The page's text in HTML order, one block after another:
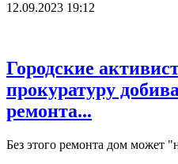
12.09.2023 19:12
Городские
прокуратуру
ремонта...
Без этого ремонта дом может